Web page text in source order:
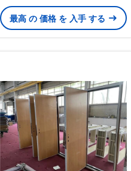
最高 の 価格 を 入手 する